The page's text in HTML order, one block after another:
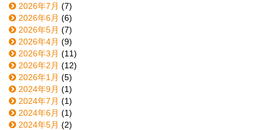
2026年7月 (7)
2026年6月 (6)
2026年5月 (7)
2026年4月 (9)
2026年3月 (11)
2026年2月 (12)
2026年1月 (5)
2024年9月 (1)
2024年7月 (1)
2024年6月 (1)
2024年5月 (2)